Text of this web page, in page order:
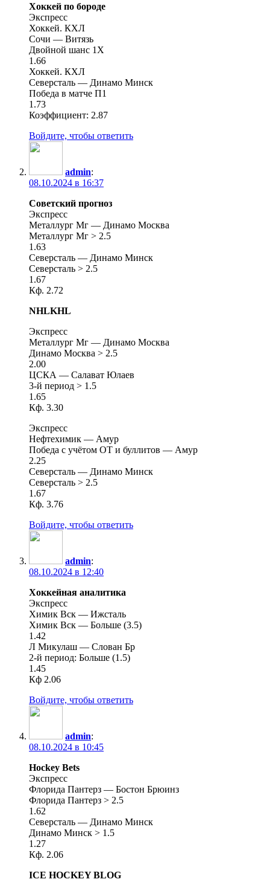
Хоккей по бороде
Экспресс
Хоккей. КХЛ
Сочи — Витязь
Двойной шанс 1X
1.66
Хоккей. КХЛ
Северсталь — Динамо Минск
Победа в матче П1
1.73
Коэффициент: 2.87
Войдите, чтобы ответить
admin:
08.10.2024 в 16:37
Советский прогноз
Экспресс
Металлург Мг — Динамо Москва
Металлург Мг > 2.5
1.63
Северсталь — Динамо Минск
Северсталь > 2.5
1.67
Кф. 2.72
NHLKHL
Экспресс
Металлург Мг — Динамо Москва
Динамо Москва > 2.5
2.00
ЦСКА — Салават Юлаев
3-й период > 1.5
1.65
Кф. 3.30
Экспресс
Нефтехимик — Амур
Победа с учётом ОТ и буллитов — Амур
2.25
Северсталь — Динамо Минск
Северсталь > 2.5
1.67
Кф. 3.76
Войдите, чтобы ответить
admin:
08.10.2024 в 12:40
Хоккейная аналитика
Экспресс
Химик Вск — Ижсталь
Химик Вск — Больше (3.5)
1.42
Л Микулаш — Слован Бр
2-й период: Больше (1.5)
1.45
Кф 2.06
Войдите, чтобы ответить
admin:
08.10.2024 в 10:45
Hockey Bets
Экспресс
Флорида Пантерз — Бостон Брюинз
Флорида Пантерз > 2.5
1.62
Северсталь — Динамо Минск
Динамо Минск > 1.5
1.27
Кф. 2.06
ICE HOCKEY BLOG